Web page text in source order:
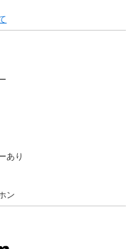
あり
ン